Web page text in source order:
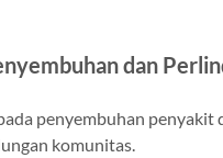
dan
penyembuhan penyakit
komunitas.